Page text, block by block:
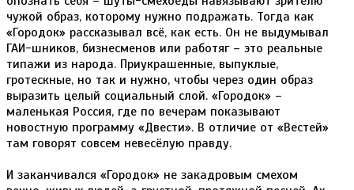
чужой образ, которому нужно подражать. Тогда как
«Городок» рассказывал всё, как есть. Он не выдумывал
ГАИ-шников, бизнесменов или работяг – это реальные
типажи из народа. Приукрашенные, выпуклые,
гротескные, но так и нужно, чтобы через один образ
выразить целый социальный слой. «Городок» –
маленькая Россия, где по вечерам показывают
новостную программу «Двести». В отличие от «Вестей»
там говорят совсем невесёлую правду.
И заканчивался «Городок» не закадровым смехом